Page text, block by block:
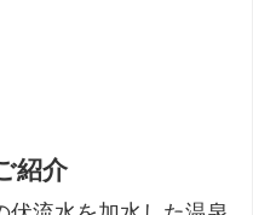
紹介